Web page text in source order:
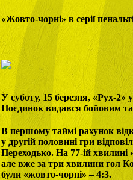
«Жовто-чорні» в серії
У суботу, 15 березня, «Рух-
Поєдинок видався бойовим
В першому таймі рахунок
у другій половині гри
Переходько. На 77-ій
але вже за три хвилини гол
були «жовто-чорні» – 4:3.